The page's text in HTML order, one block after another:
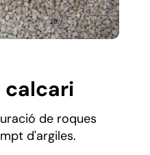
calcari
de roques
d'argiles.